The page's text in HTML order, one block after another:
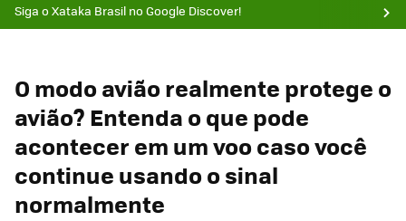
Siga o Xataka Brasil no Google Discover!
O modo avião realmente protege o
avião? Entenda o que pode
acontecer em um voo caso você
continue usando o sinal
normalmente